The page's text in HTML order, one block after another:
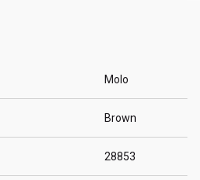
Molo
Brown
28853